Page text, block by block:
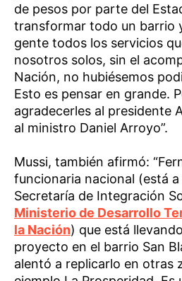
de pesos por parte del
transformar todo un barrio
gente todos los servicios
nosotros solos, sin el
Nación, no hubiésemos
Esto es pensar en grande.
agradecerles al presidente
al ministro Daniel Arroyo”.
Mussi, también afirmó:
funcionaria nacional (está
Secretaría de Integración
Ministerio de Desarrollo
la Nación) que está
proyecto en el barrio San
alentó a replicarlo en otras